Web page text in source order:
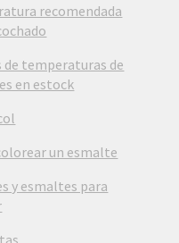
recomendada
de temperaturas de
en estock
un esmalte
y esmaltes para